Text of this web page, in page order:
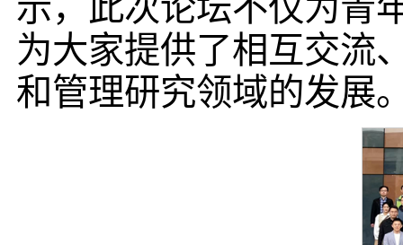
为大家提供了相互交流
和管理研究领域的发展